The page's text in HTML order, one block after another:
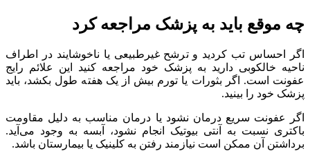
چه موقع باید به پزشک مراجعه کرد
اگر احساس تب کردید و ترشح غیرطبیعی یا ناخوشایند در اطراف
ناحیه خالکوبی دارید به پزشک خود مراجعه کنید این علائم رایج
عفونت است. اگر بثورات یا تورم بیش از یک هفته طول بکشد، باید
پزشک خود را بینید.
اگر عفونت سریع درمان نشود یا درمان مناسب به دلیل مقاومت
باکتری نسبت به آنتی بیوتیک انجام نشود، آبسه به وجود می‌آید.
برداشتن آن ممکن است نیازمند رفتن به کلینیک یا بیمارستان باشد.